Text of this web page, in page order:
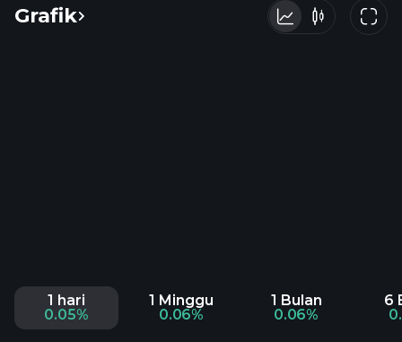
Grafik
1 hari
0.05%
1 Minggu
0.06%
1 Bulan
0.06%
6